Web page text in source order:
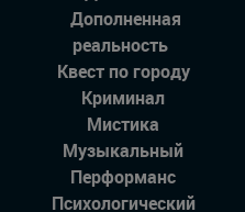
Дополненная
реальность
Квест по городу
Криминал
Мистика
Музыкальный
Перформанс
Психологический